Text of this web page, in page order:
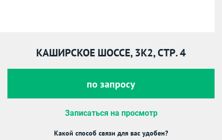
КАШИРСКОЕ ШОССЕ, 3К2, СТР. 4
по запросу
Записаться на просмотр
Какой способ связи для вас удобен?